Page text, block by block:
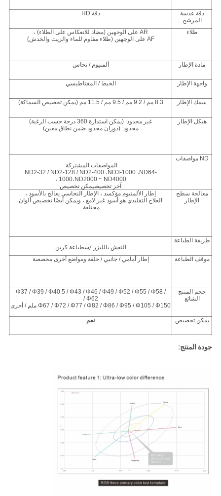
دقة عدسة
المرشح
دقة HD
طلاء
AR على الوجهين (مضاد للانعكاس على الطلاء) ،
AF على الوجهين (طلاء مقاوم للماء والزيت والخدش)
مادة الإطار ألمنيوم / نحاس
واجهة الإطار الخيط / المغناطيسي
سمك الإطار 8.3 مم / 9.2 مم / 9.5 مم / 11.5 مم (يمكن تخصيص السماكة)
هيكل الإطار
غير محدود: (يمكن استدارة 360 درجة حسب الرغبة)
محدود: (دوران محدود ضمن نطاق معين)
ND مواصفات
المواصفات المشتركة:
ND2-32 / ND2-128 / ND2-400 ، ND3-1000 ، ND64-
1000، ND2000 ~ ND4000 ،
آخر تخصيصيمكن تخصيص
معالجة سطح
الإطار
إطار الألمنيوم مؤكسد ، الإطار النحاسي يعالج بالأسود ،
العلاج التقليدي هو أسود غير لامع ، ويمكن أيضًا تخصيص ألوان
مختلفة.
طريقة الطباعة
النقش بالليزر/سطباعة كرين
موقف الطباعة
إطار أمامي / جانبي / حلقة ومواضع أخرى مخصصة
حجم المنتج
الشائع
Φ37 / Φ39 / Φ40.5 / Φ43 / Φ46 / Φ49 / Φ52 / Φ55 / Φ58 /
Φ62 /
Φ67 / Φ72 / Φ77 / Φ82 / Φ86 / Φ95 / Φ105 / Φ150 ملم / أخرى
يمكن تخصيص نعم
جودة المنتج: